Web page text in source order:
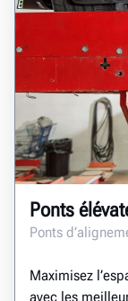
Ponts
Ponts
Maximisez
avec les